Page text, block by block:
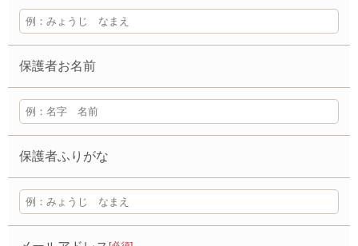
保護者お名前
保護者ふりがな